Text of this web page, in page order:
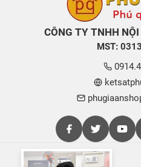
CÔNG TY TNHH
MST: